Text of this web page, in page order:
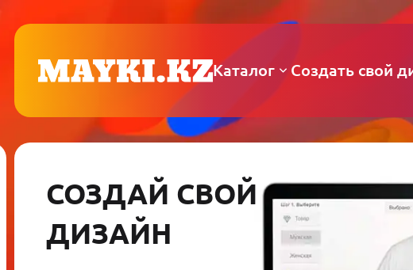
Каталог Создать свой
СОЗДАЙ СВОЙ
ДИЗАЙН